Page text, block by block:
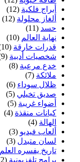
أبراج فلكية (12)
ألغاز محلولة (12)
حسد (11)
نهاية العالم (10)
قدرات خارقة (10)
شخصيات أدبية (9)
خدع مرعبة (8)
ملائكة (7)
ظلال سوداء (6)
صديق تخيلي (5)
أضواء غريبة (5)
كيانات منقذة (4)
الهالة (4)
ألعاب فيديو (3)
لسان متبدل (3)
تاريخ يفسره العلم
برامج تلفزيونية (2)